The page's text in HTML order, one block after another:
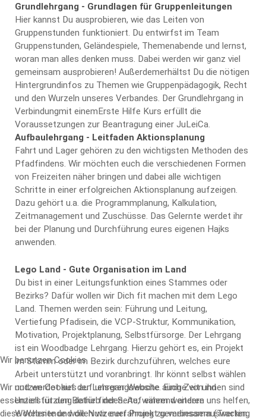
Grundlehrgang - Grundlagen für Gruppenleitungen
Hier kannst Du ausprobieren, wie das Leiten von
Gruppenstunden funktioniert. Du entwirfst im Team
Gruppenstunden, Geländespiele, Themenabende und lernst,
woran man alles denken muss. Dabei werden wir ganz viel
gemeinsam ausprobieren! Außerdemerhältst Du die nötigen
Hintergrundinfos zu Themen wie Gruppenpädagogik, Recht
und den Wurzeln unseres Verbandes. Der Grundlehrgang in
Verbindungmit einemErste Hilfe Kurs erfüllt die
Voraussetzungen zur Beantragung einer JuLeiCa.
Aufbaulehrgang - Leitfaden Aktionsplanung
Fahrt und Lager gehören zu den wichtigsten Methoden des
Pfadfindens. Wir möchten euch die verschiedenen Formen
von Freizeiten näher bringen und dabei alle wichtigen
Schritte in einer erfolgreichen Aktionsplanung aufzeigen.
Dazu gehört u.a. die Programmplanung, Kalkulation,
Zeitmanagement und Zuschüsse. Das Gelernte werdet ihr
bei der Planung und Durchführung eures eigenen Hajks
anwenden.
Lego Land - Gute Organisation im Land
Du bist in einer Leitungsfunktion eines Stammes oder
Bezirks? Dafür wollen wir Dich fit machen mit dem Lego
Land. Themen werden sein: Führung und Leitung,
Vertiefung Pfadisein, die VCP-Struktur, Kommunikation,
Motivation, Projektplanung, Selbstfürsorge. Der Lehrgang
ist ein Woodbadge Lehrgang. Hierzu gehört es, ein Projekt
im Stamm oder im Bezirk durchzuführen, welches eure
Arbeit unterstützt und voranbringt. Ihr könnt selbst wählen
und werdet auf der Lehrgangswoche auch Zeit und
Unterstützung dafür finden. Auf einem weiteren
Wochenende wollen wir euer Projekt gemeinsamauswerten.
Wir benutzen Cookies
Wir nutzen Cookies auf unserer Website. Einige von ihnen sind
essenziell für den Betrieb der Seite, während andere uns helfen,
diese Website und die Nutzererfahrung zu verbessern (Tracking